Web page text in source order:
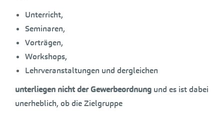
Unterricht,
Seminaren,
Vorträgen,
Workshops,
Lehrveranstaltungen und dergleichen
unterliegen nicht der Gewerbeordnung und es ist dabei
unerheblich, ob die Zielgruppe